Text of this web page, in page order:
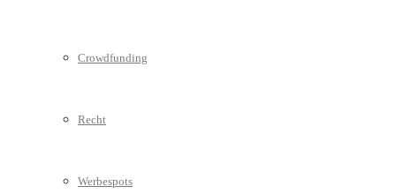
Crowdfunding
Recht
Werbespots